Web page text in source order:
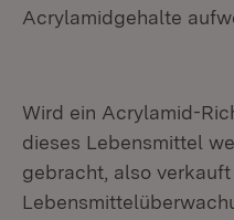
Acrylamidgehalte
Wird ein Acrylamid-
dieses Lebensmittel
gebracht, also